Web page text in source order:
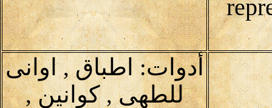
أدوات: اطباق , اوانى
للطهى , كوانين ,